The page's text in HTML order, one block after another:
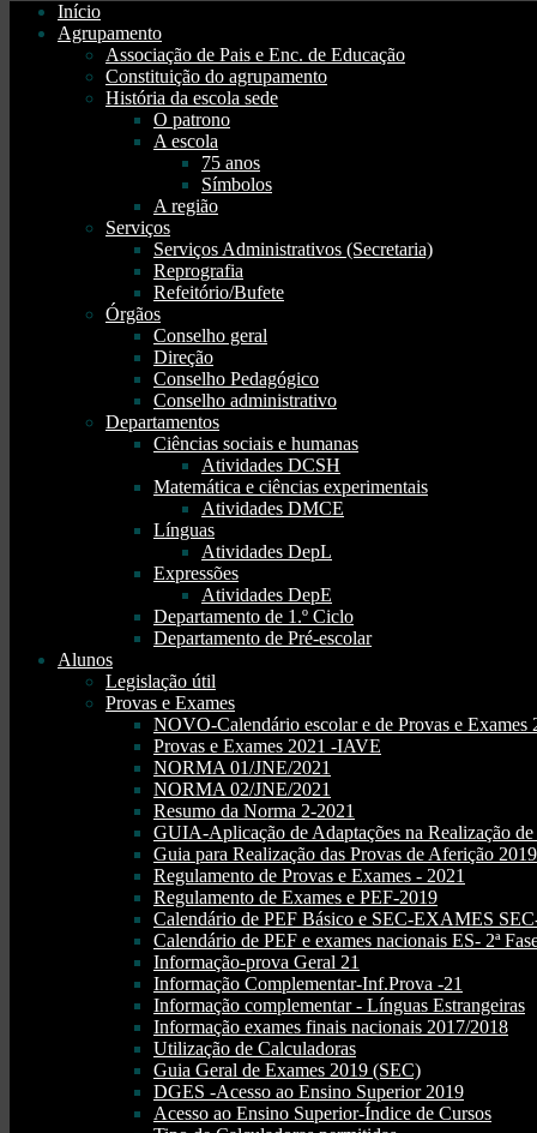
Início
Agrupamento
Associação de Pais e Enc. de Educação
Constituição do agrupamento
História da escola sede
O patrono
A escola
75 anos
Símbolos
A região
Serviços
Serviços Administrativos (Secretaria)
Reprografia
Refeitório/Bufete
Órgãos
Conselho geral
Direção
Conselho Pedagógico
Conselho administrativo
Departamentos
Ciências sociais e humanas
Atividades DCSH
Matemática e ciências experimentais
Atividades DMCE
Línguas
Atividades DepL
Expressões
Atividades DepE
Departamento de 1.º Ciclo
Departamento de Pré-escolar
Alunos
Legislação útil
Provas e Exames
NOVO-Calendário escolar e de Provas e Exames
Provas e Exames 2021 -IAVE
NORMA 01/JNE/2021
NORMA 02/JNE/2021
Resumo da Norma 2-2021
GUIA-Aplicação de Adaptações na Realização
Guia para Realização das Provas de Aferição 2019
Regulamento de Provas e Exames - 2021
Regulamento de Exames e PEF-2019
Calendário de PEF Básico e SEC-EXAMES
Calendário de PEF e exames nacionais ES- 2ª
Informação-prova Geral 21
Informação Complementar-Inf.Prova -21
Informação complementar - Línguas Estrangeiras
Informação exames finais nacionais 2017/2018
Utilização de Calculadoras
Guia Geral de Exames 2019 (SEC)
DGES -Acesso ao Ensino Superior 2019
Acesso ao Ensino Superior-Índice de Cursos